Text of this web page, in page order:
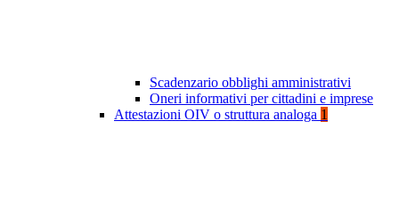
Scadenzario obblighi amministrativi
Oneri informativi per cittadini e imprese
Attestazioni OIV o struttura analoga 1